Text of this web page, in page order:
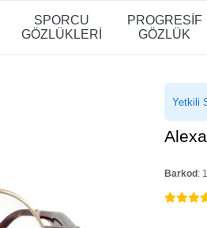
SPORCU
GÖZLÜKLERİ
PROGRESİF
GÖZLÜK
Yetkili
Barkod :